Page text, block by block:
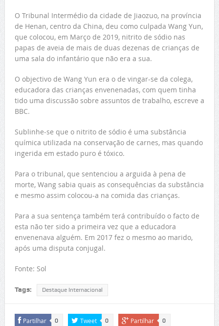
O Tribunal Intermédio da cidade de Jiaozuo, na província
de Henan, centro da China, deu como culpada Wang Yun,
que colocou, em Março de 2019, nitrito de sódio nas
papas de aveia de mais de duas dezenas de crianças de
uma sala do infantário que não era a sua.
O objectivo de Wang Yun era o de vingar-se da colega,
educadora das crianças envenenadas, com quem tinha
tido uma discussão sobre assuntos de trabalho, escreve a
BBC.
Sublinhe-se que o nitrito de sódio é uma substância
química utilizada na conservação de carnes, mas quando
ingerida em estado puro é tóxico.
Para o tribunal, que sentenciou a arguida à pena de
morte, Wang sabia quais as consequências da substância
e mesmo assim colocou-a na comida das crianças.
Para a sua sentença também terá contribuído o facto de
esta não ter sido a primeira vez que a educadora
envenenava alguém. Em 2017 fez o mesmo ao marido,
após uma disputa conjugal.
Fonte: Sol
Tags: Destaque Internacional
Partilhar 0 Tweet 0 Partilhar 0